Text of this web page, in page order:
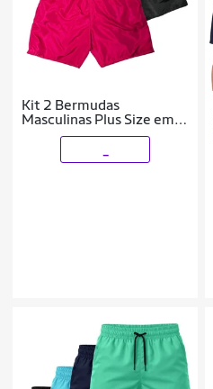
Kit 2 Bermudas
Masculinas Plus Size em
Tactel com Conforto e